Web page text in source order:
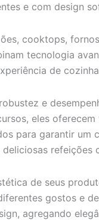
e com design
cooktops,
tecnologia
de
e
eles
para garantir um
refeições
de seus
gostos e
agregando